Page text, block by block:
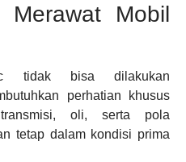
Merawat Mobil
tidak bisa dilakukan
perhatian khusus
oli, serta pola
tetap dalam kondisi prima